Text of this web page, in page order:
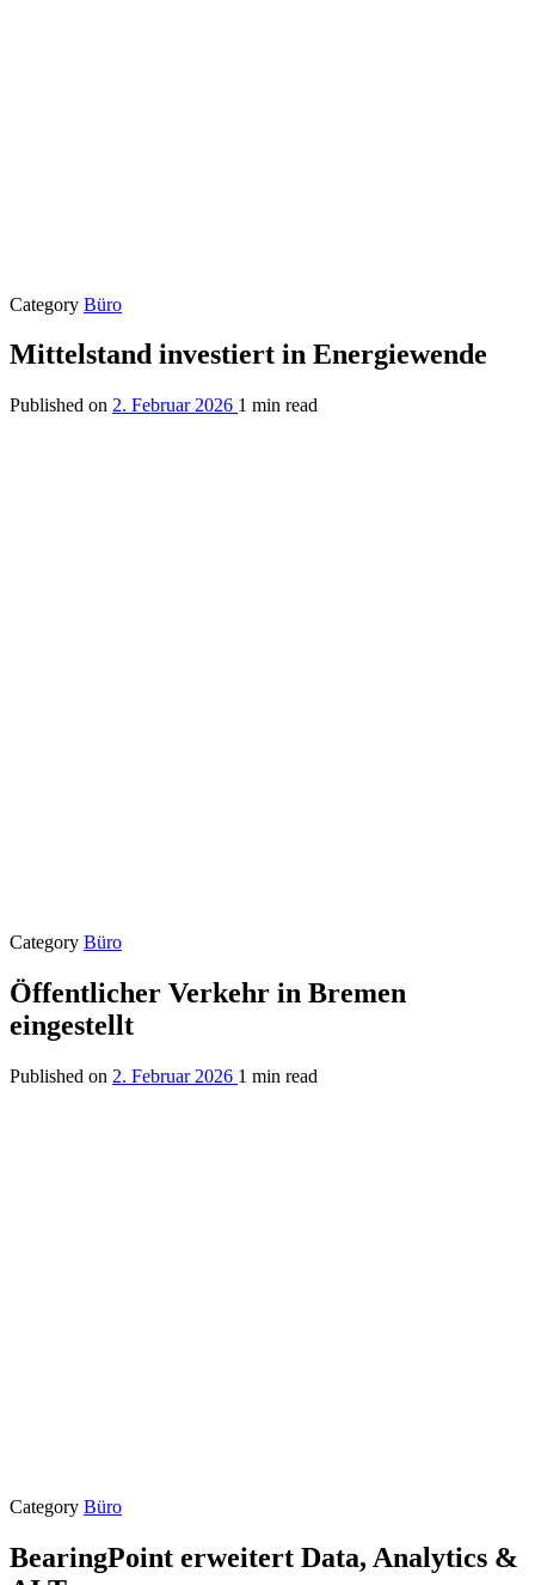
Category Büro
Mittelstand investiert in Energiewende
Published on 2. Februar 2026 1 min read
Category Büro
Öffentlicher Verkehr in Bremen
eingestellt
Published on 2. Februar 2026 1 min read
Category Büro
BearingPoint erweitert Data, Analytics &